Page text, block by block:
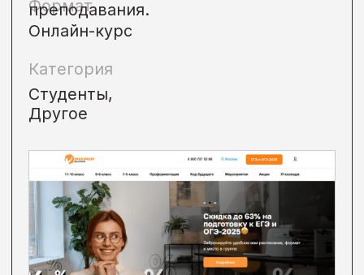
«Путь в IT», «Инноваторы»,
«Максимум профессий»
всероссийские ежегодные
к прохождению Министерством
просвещения России
Олимпиады помогают школьникам
8–11 классов развивать
себя в разных профессиональных
сферах и готовиться к экзаменам
в современном, практико-
ориентированном формате.
Победители олимпиад получают
подарки, среди которых –
бюджетное обучение в IT-
колледже MAXITET.